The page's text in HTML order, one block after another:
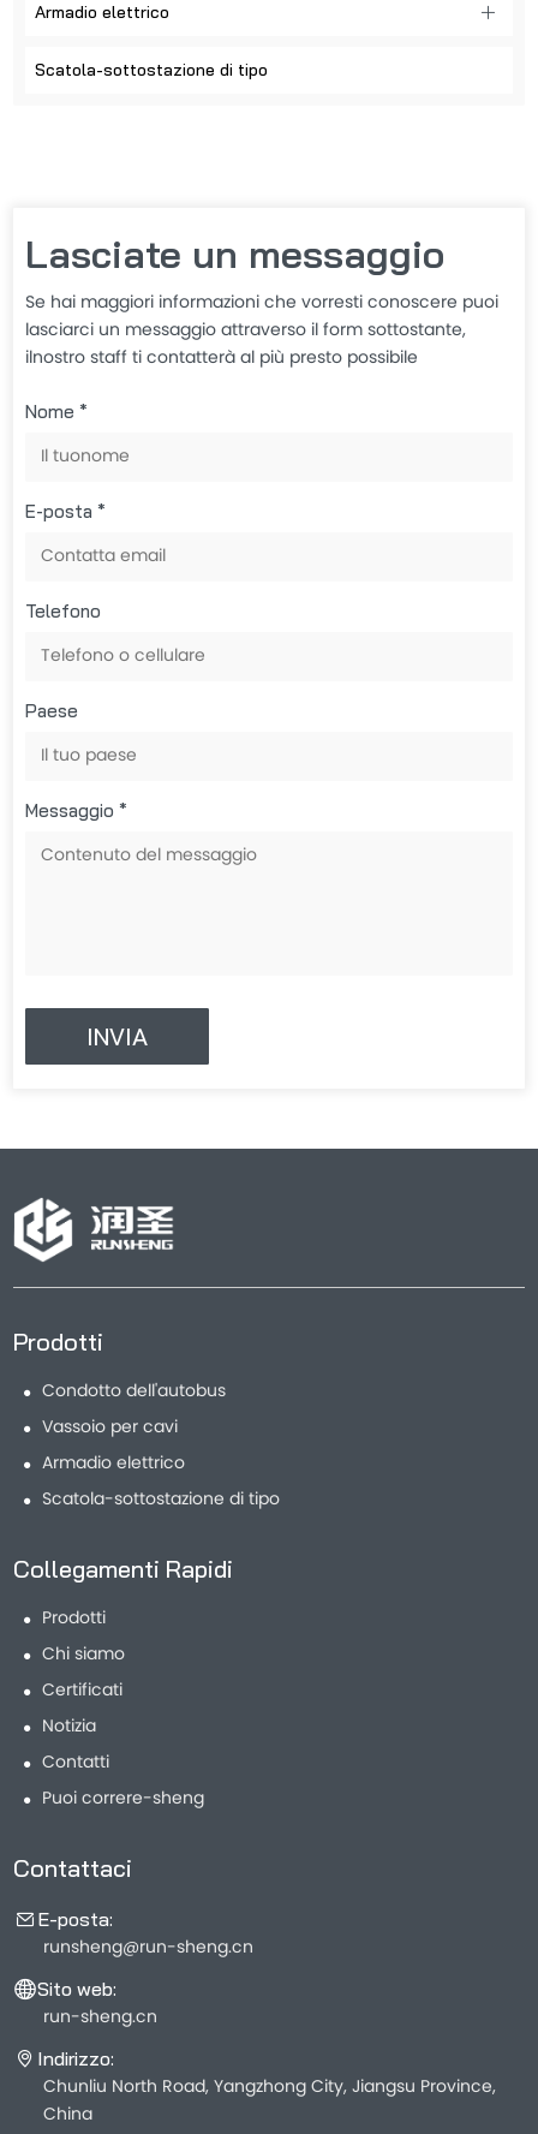
Armadio elettrico
Scatola-sottostazione di tipo
Lasciate un messaggio
Se hai maggiori informazioni che vorresti conoscere puoi
lasciarci un messaggio attraverso il form sottostante,
ilnostro staff ti contatterà al più presto possibile
Nome *
E-posta *
Telefono
Paese
Messaggio *
Prodotti
Condotto dell'autobus
Vassoio per cavi
Armadio elettrico
Scatola-sottostazione di tipo
Collegamenti Rapidi
Prodotti
Chi siamo
Certificati
Notizia
Contatti
Puoi correre-sheng
Contattaci
E-posta:
runsheng@run-sheng.cn
Sito web:
run-sheng.cn
Indirizzo:
Chunliu North Road, Yangzhong City, Jiangsu Province,
China